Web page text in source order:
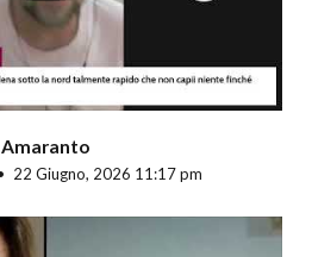
Amaranto
22 Giugno, 2026 11:17 pm